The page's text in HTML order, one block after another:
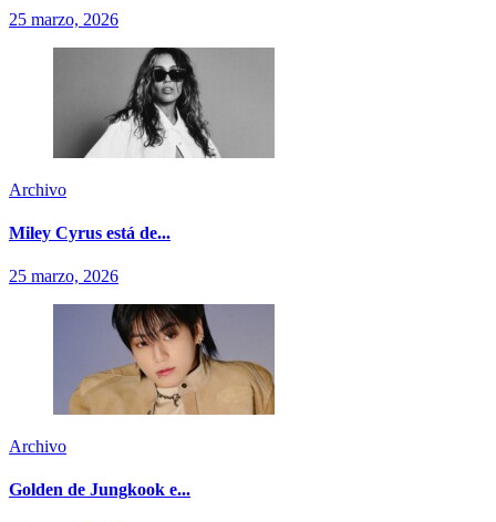
25 marzo, 2026
Archivo
Miley Cyrus está de...
25 marzo, 2026
Archivo
Golden de Jungkook e...